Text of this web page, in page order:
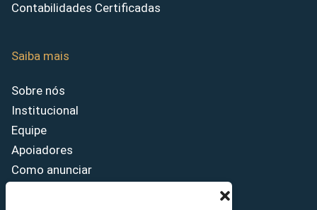
Contabilidades Certificadas
Saiba mais
Sobre nós
Institucional
Equipe
Apoiadores
Como anunciar